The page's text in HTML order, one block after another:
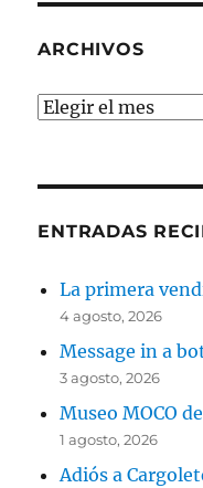
ARCHIVOS
Archivos
ENTRADAS
La primera
4 agosto, 2026
Message in a
3 agosto, 2026
Museo MOCO
1 agosto, 2026
Adiós a